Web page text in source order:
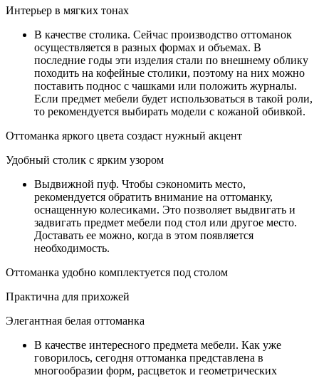
Интерьер в мягких тонах
В качестве столика. Сейчас производство оттоманок
осуществляется в разных формах и объемах. В
последние годы эти изделия стали по внешнему облику
походить на кофейные столики, поэтому на них можно
поставить поднос с чашками или положить журналы.
Если предмет мебели будет использоваться в такой роли,
то рекомендуется выбирать модели с кожаной обивкой.
Оттоманка яркого цвета создаст нужный акцент
Удобный столик с ярким узором
Выдвижной пуф. Чтобы сэкономить место,
рекомендуется обратить внимание на оттоманку,
оснащенную колесиками. Это позволяет выдвигать и
задвигать предмет мебели под стол или другое место.
Доставать ее можно, когда в этом появляется
необходимость.
Оттоманка удобно комплектуется под столом
Практична для прихожей
Элегантная белая оттоманка
В качестве интересного предмета мебели. Как уже
говорилось, сегодня оттоманка представлена в
многообразии форм, расцветок и геометрических